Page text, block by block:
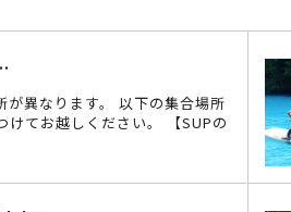
が異なります。 以下の集合場所
けてお越しください。 【SUPの